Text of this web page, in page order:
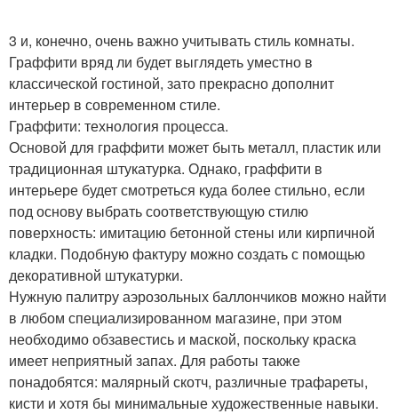
3 и, конечно, очень важно учитывать стиль комнаты.
Граффити вряд ли будет выглядеть уместно в
классической гостиной, зато прекрасно дополнит
интерьер в современном стиле.
Граффити: технология процесса.
Основой для граффити может быть металл, пластик или
традиционная штукатурка. Однако, граффити в
интерьере будет смотреться куда более стильно, если
под основу выбрать соответствующую стилю
поверхность: имитацию бетонной стены или кирпичной
кладки. Подобную фактуру можно создать с помощью
декоративной штукатурки.
Нужную палитру аэрозольных баллончиков можно найти
в любом специализированном магазине, при этом
необходимо обзавестись и маской, поскольку краска
имеет неприятный запах. Для работы также
понадобятся: малярный скотч, различные трафареты,
кисти и хотя бы минимальные художественные навыки.